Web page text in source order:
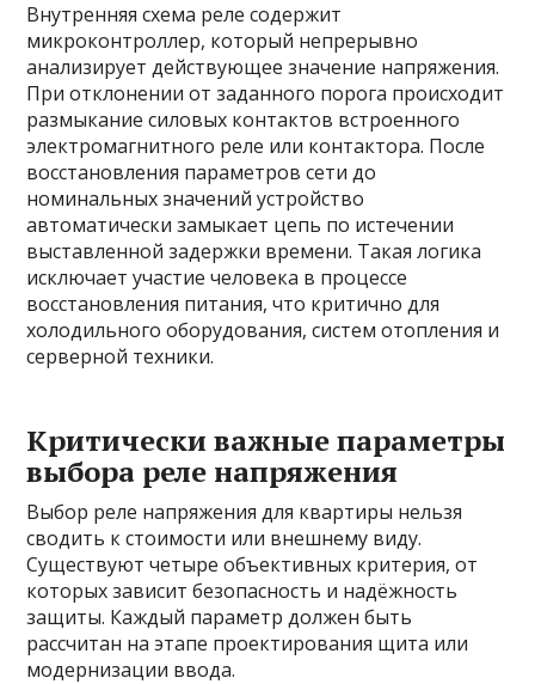
Внутренняя схема реле содержит
микроконтроллер, который непрерывно
анализирует действующее значение напряжения.
При отклонении от заданного порога происходит
размыкание силовых контактов встроенного
электромагнитного реле или контактора. После
восстановления параметров сети до
номинальных значений устройство
автоматически замыкает цепь по истечении
выставленной задержки времени. Такая логика
исключает участие человека в процессе
восстановления питания, что критично для
холодильного оборудования, систем отопления и
серверной техники.
Критически важные параметры
выбора реле напряжения
Выбор реле напряжения для квартиры нельзя
сводить к стоимости или внешнему виду.
Существуют четыре объективных критерия, от
которых зависит безопасность и надёжность
защиты. Каждый параметр должен быть
рассчитан на этапе проектирования щита или
модернизации ввода.